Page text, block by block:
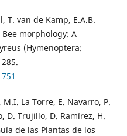
T. van de Kamp, E.A.B.
morphology: A
(Hymenoptera:
M.I. La Torre, E. Navarro, P.
D. Trujillo, D. Ramírez, H.
de las Plantas de los